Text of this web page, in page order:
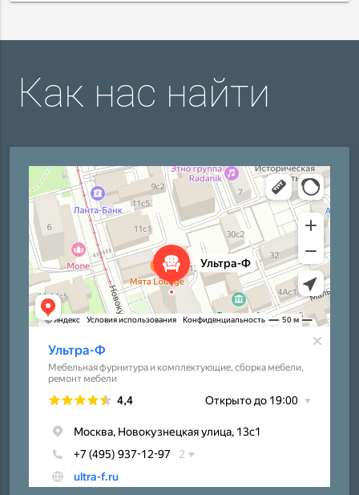
Как нас найти